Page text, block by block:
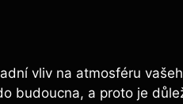
vliv na atmosféru
budoucna, a proto je